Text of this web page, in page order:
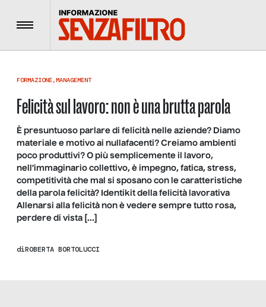
Menu
FORMAZIONE,MANAGEMENT
Felicità sul lavoro: non è una brutta parola
È presuntuoso parlare di felicità nelle aziende? Diamo
materiale e motivo ai nullafacenti? Creiamo ambienti
poco produttivi? O più semplicemente il lavoro,
nell’immaginario collettivo, è impegno, fatica, stress,
competitività che mal si sposano con le caratteristiche
della parola felicità? Identikit della felicità lavorativa
Allenarsi alla felicità non è vedere sempre tutto rosa,
perdere di vista […]
diROBERTA BORTOLUCCI